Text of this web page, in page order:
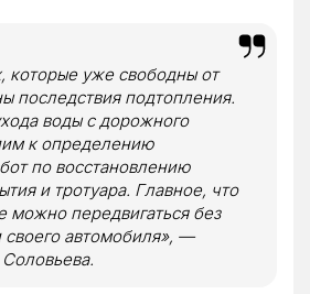
которые уже свободны от
последствия подтопления.
воды с дорожного
к определению
по восстановлению
и тротуара. Главное, что
можно передвигаться без
своего автомобиля», —